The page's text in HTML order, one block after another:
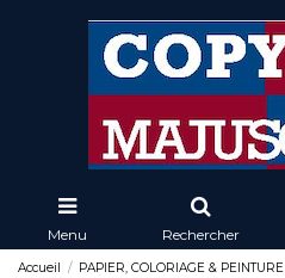
Menu Rechercher
Accueil PAPIER, COLORIAGE & PEINTURE